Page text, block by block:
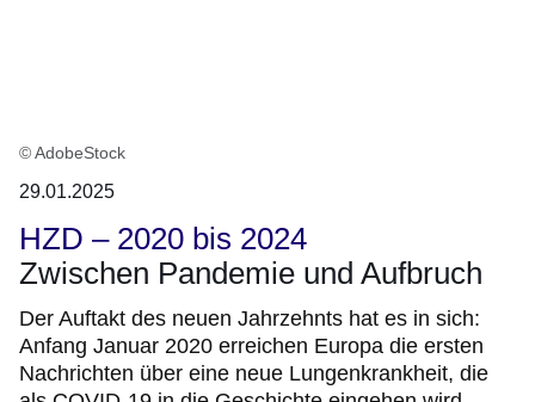
© AdobeStock
29.01.2025
HZD – 2020 bis 2024
Zwischen Pandemie und Aufbruch
Der Auftakt des neuen Jahrzehnts hat es in sich:
Anfang Januar 2020 erreichen Europa die ersten
Nachrichten über eine neue Lungenkrankheit, die